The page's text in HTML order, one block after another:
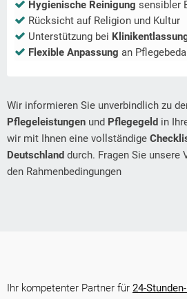
Hygienische Reinigung sensibler
Rücksicht auf Religion und Kultur
Unterstützung bei
Flexible Anpassung an
Wir informieren Sie unverbindlich zu
Pflegeleistungen und Pflegegeld in
wir mit Ihnen eine vollständige
Deutschland durch. Fragen Sie unsere
den Rahmenbedingungen
Ihr kompetenter Partner für 24-